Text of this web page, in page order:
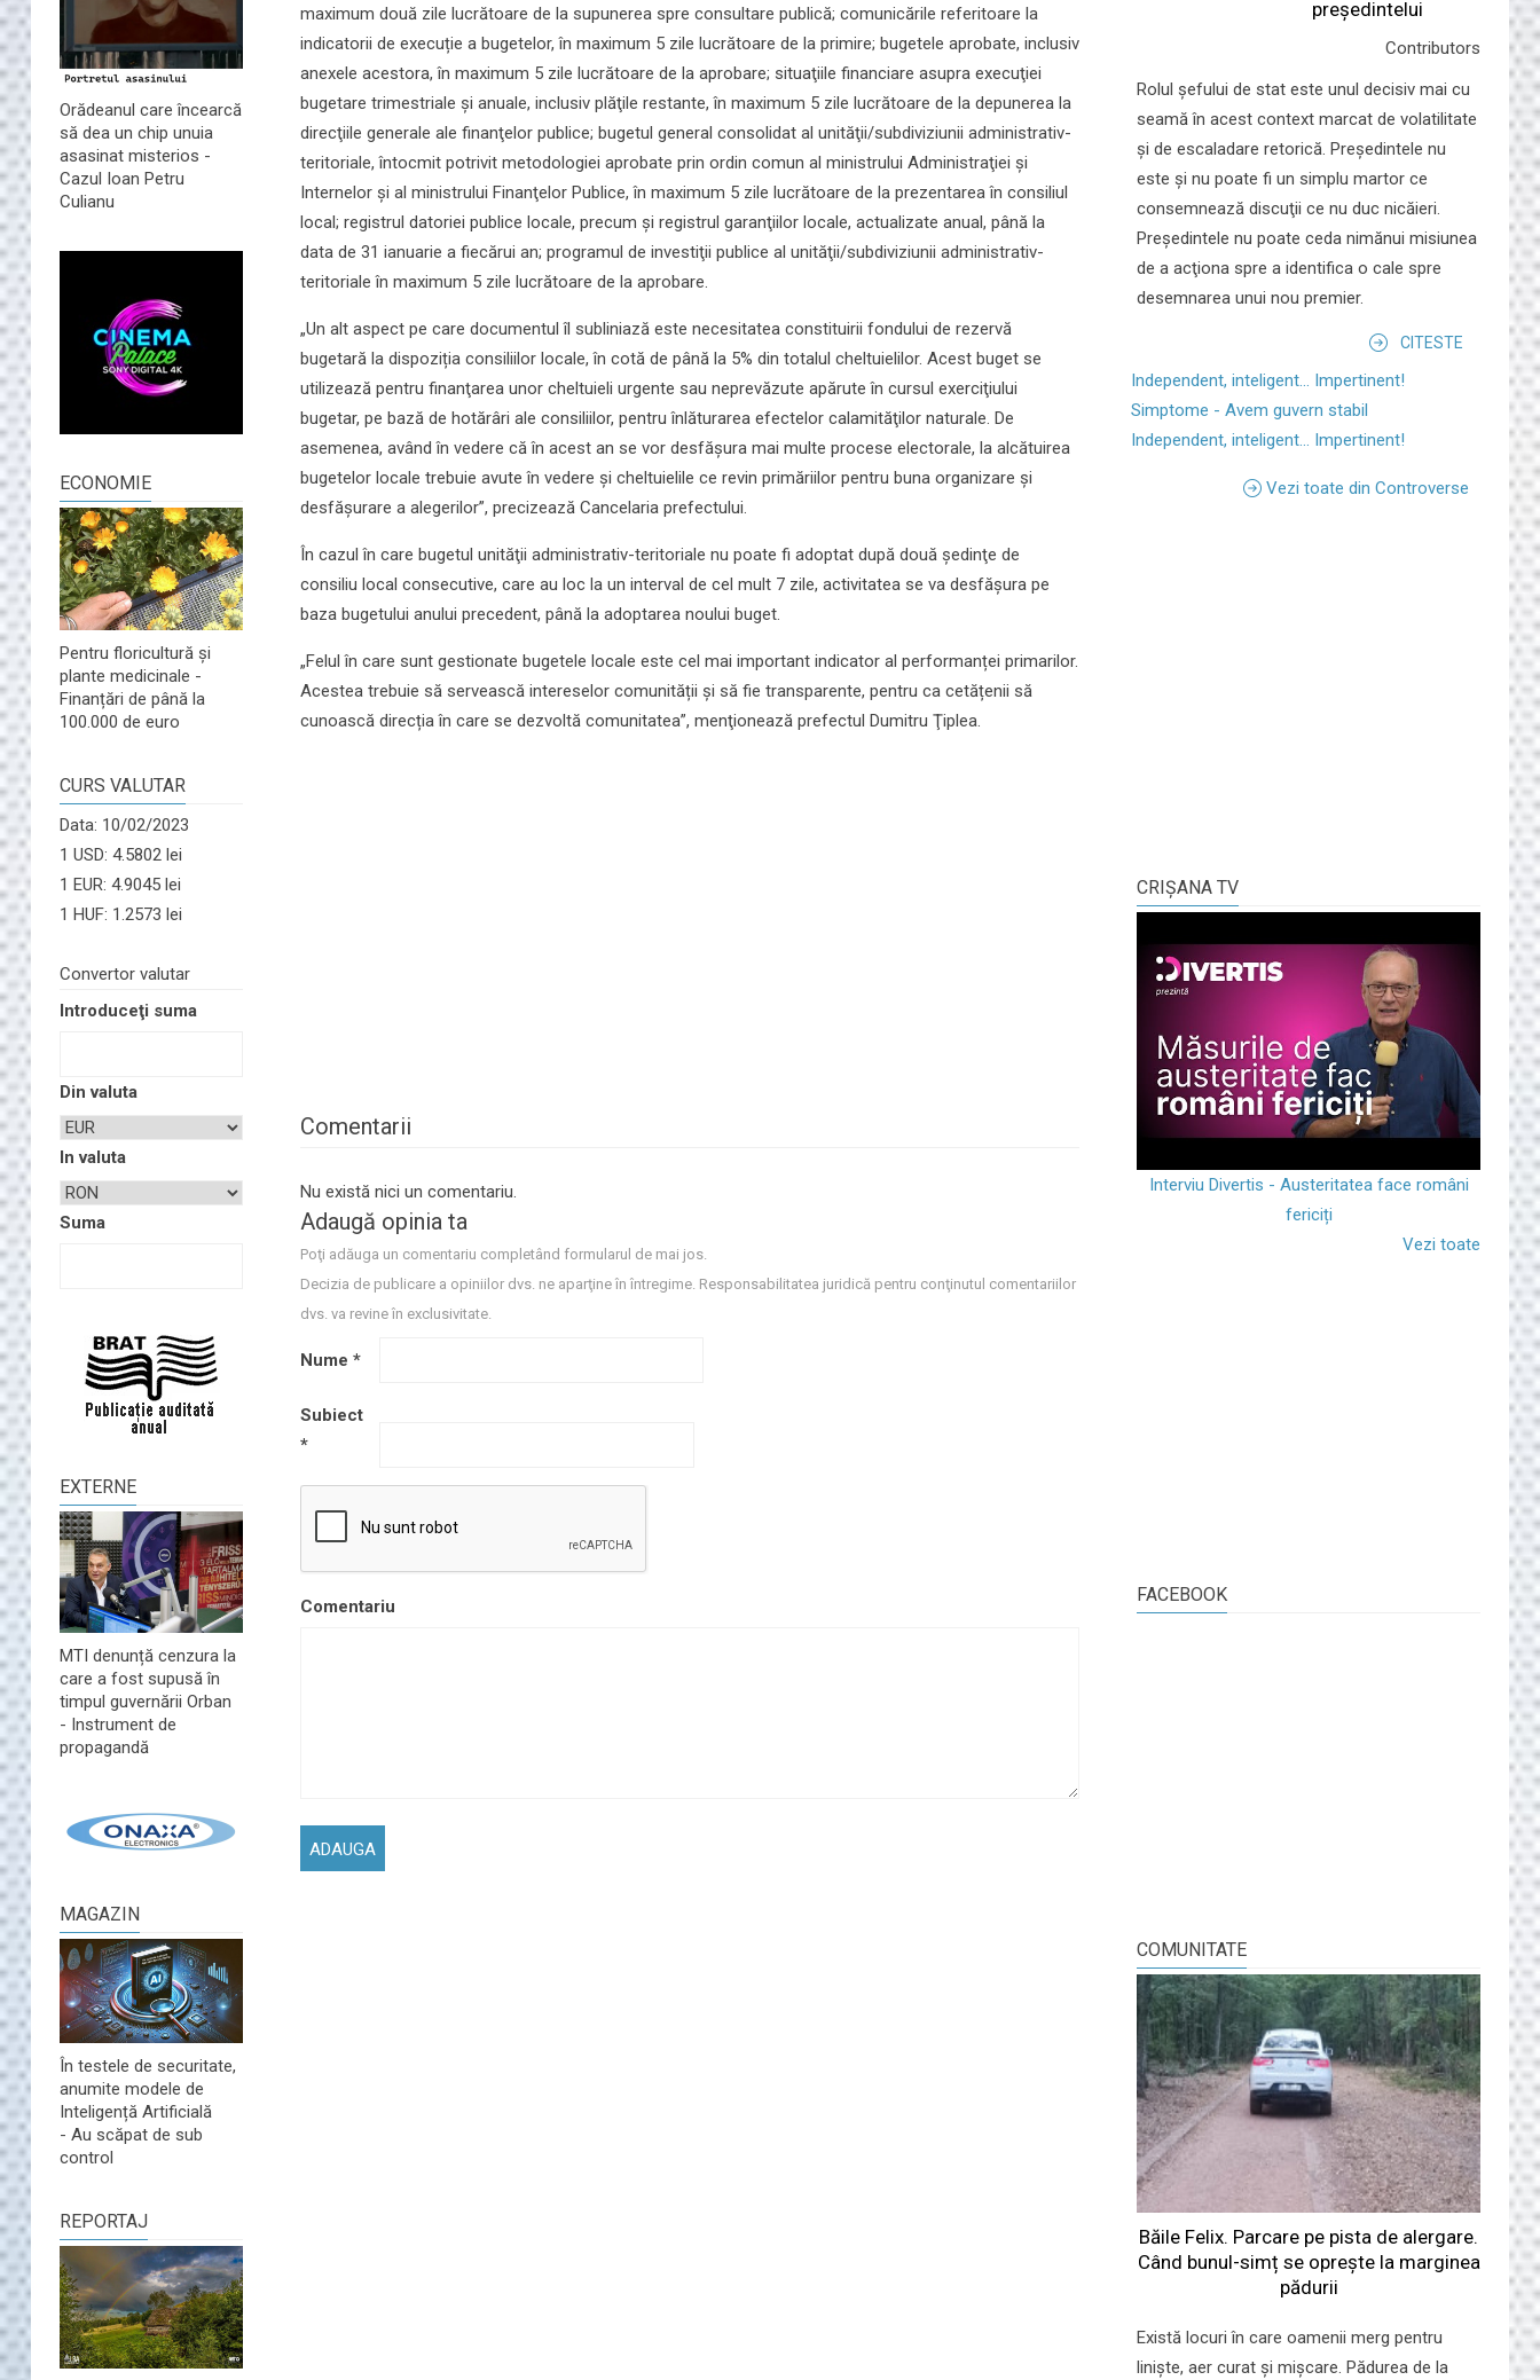
Orădeanul care încearcă
să dea un chip unuia
asasinat misterios -
Cazul Ioan Petru
Culianu
ECONOMIE
Pentru floricultură și
plante medicinale -
Finanțări de până la
100.000 de euro
CURS VALUTAR
Data: 10/02/2023
1 USD: 4.5802 lei
1 EUR: 4.9045 lei
1 HUF: 1.2573 lei
Convertor valutar
Introduceţi suma
Din valuta
In valuta
Suma
EXTERNE
MTI denunță cenzura la
care a fost supusă în
timpul guvernării Orban
- Instrument de
propagandă
MAGAZIN
În testele de securitate,
anumite modele de
Inteligență Artificială
- Au scăpat de sub
control
REPORTAJ
maximum două zile lucrătoare de la supunerea spre consultare publică; comunicările referitoare la
indicatorii de execuție a bugetelor, în maximum 5 zile lucrătoare de la primire; bugetele aprobate, inclusiv
anexele acestora, în maximum 5 zile lucrătoare de la aprobare; situaţiile financiare asupra execuţiei
bugetare trimestriale şi anuale, inclusiv plăţile restante, în maximum 5 zile lucrătoare de la depunerea la
direcţiile generale ale finanţelor publice; bugetul general consolidat al unităţii/subdiviziunii administrativ-
teritoriale, întocmit potrivit metodologiei aprobate prin ordin comun al ministrului Administraţiei şi
Internelor şi al ministrului Finanţelor Publice, în maximum 5 zile lucrătoare de la prezentarea în consiliul
local; registrul datoriei publice locale, precum şi registrul garanţiilor locale, actualizate anual, până la
data de 31 ianuarie a fiecărui an; programul de investiţii publice al unităţii/subdiviziunii administrativ-
teritoriale în maximum 5 zile lucrătoare de la aprobare.
„Un alt aspect pe care documentul îl subliniază este necesitatea constituirii fondului de rezervă
bugetară la dispoziția consiliilor locale, în cotă de până la 5% din totalul cheltuielilor. Acest buget se
utilizează pentru finanţarea unor cheltuieli urgente sau neprevăzute apărute în cursul exerciţiului
bugetar, pe bază de hotărâri ale consiliilor, pentru înlăturarea efectelor calamităţilor naturale. De
asemenea, având în vedere că în acest an se vor desfășura mai multe procese electorale, la alcătuirea
bugetelor locale trebuie avute în vedere și cheltuielile ce revin primăriilor pentru buna organizare și
desfășurare a alegerilor”, precizează Cancelaria prefectului.
În cazul în care bugetul unităţii administrativ-teritoriale nu poate fi adoptat după două şedinţe de
consiliu local consecutive, care au loc la un interval de cel mult 7 zile, activitatea se va desfăşura pe
baza bugetului anului precedent, până la adoptarea noului buget.
„Felul în care sunt gestionate bugetele locale este cel mai important indicator al performanței primarilor.
Acestea trebuie să servească intereselor comunității și să fie transparente, pentru ca cetățenii să
cunoască direcția în care se dezvoltă comunitatea”, menţionează prefectul Dumitru Ţiplea.
Comentarii
Nu există nici un comentariu.
Adaugă opinia ta
Poţi adăuga un comentariu completând formularul de mai jos.
Decizia de publicare a opiniilor dvs. ne aparţine în întregime. Responsabilitatea juridică pentru conţinutul comentariilor
dvs. va revine în exclusivitate.
Nume *
Subiect
*
Comentariu
președintelui
Contributors
Rolul şefului de stat este unul decisiv mai cu
seamă în acest context marcat de volatilitate
şi de escaladare retorică. Preşedintele nu
este şi nu poate fi un simplu martor ce
consemnează discuţii ce nu duc nicăieri.
Preşedintele nu poate ceda nimănui misiunea
de a acţiona spre a identifica o cale spre
desemnarea unui nou premier.
CITESTE
Independent, inteligent... Impertinent!
Simptome - Avem guvern stabil
Independent, inteligent... Impertinent!
Vezi toate din Controverse
CRIŞANA TV
Interviu Divertis - Austeritatea face români
fericiți
Vezi toate
FACEBOOK
COMUNITATE
Băile Felix. Parcare pe pista de alergare.
Când bunul-simț se oprește la marginea
pădurii
Există locuri în care oamenii merg pentru
liniște, aer curat și mișcare. Pădurea de la